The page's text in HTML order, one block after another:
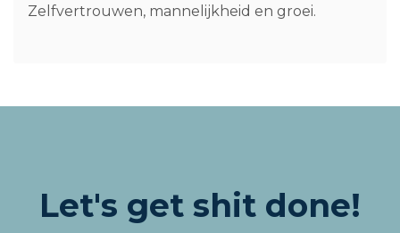
Zelfvertrouwen, mannelijkheid en groei.
Let's get shit done!